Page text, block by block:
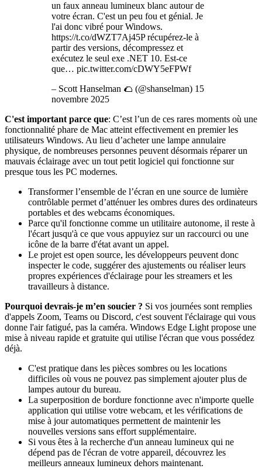
un faux anneau lumineux blanc autour de
votre écran. C'est un peu fou et génial. Je
l'ai donc vibré pour Windows.
https://t.co/dWZT7Aj45P récupérez-le à
partir des versions, décompressez et
exécutez le seul exe .NET 10. Est-ce
que… pic.twitter.com/cDWY5eFPWf
– Scott Hanselman 🌮 (@shanselman) 15
novembre 2025
C'est important parce que: C’est l’un de ces rares moments où une
fonctionnalité phare de Mac atteint effectivement en premier les
utilisateurs Windows. Au lieu d’acheter une lampe annulaire
physique, de nombreuses personnes peuvent désormais réparer un
mauvais éclairage avec un tout petit logiciel qui fonctionne sur
presque tous les PC modernes.
Transformer l’ensemble de l’écran en une source de lumière
contrôlable permet d’atténuer les ombres dures des ordinateurs
portables et des webcams économiques.
Parce qu'il fonctionne comme un utilitaire autonome, il reste à
l'écart jusqu'à ce que vous appuyiez sur un raccourci ou une
icône de la barre d'état avant un appel.
Le projet est open source, les développeurs peuvent donc
inspecter le code, suggérer des ajustements ou réaliser leurs
propres expériences d'éclairage pour les streamers et les
travailleurs à distance.
Pourquoi devrais-je m’en soucier ? Si vos journées sont remplies
d'appels Zoom, Teams ou Discord, c'est souvent l'éclairage qui vous
donne l'air fatigué, pas la caméra. Windows Edge Light propose une
mise à niveau rapide et gratuite qui utilise l'écran que vous possédez
déjà.
C'est pratique dans les pièces sombres ou les locations
difficiles où vous ne pouvez pas simplement ajouter plus de
lampes autour du bureau.
La superposition de bordure fonctionne avec n'importe quelle
application qui utilise votre webcam, et les vérifications de
mise à jour automatiques permettent de maintenir les
nouvelles versions sans effort supplémentaire.
Si vous êtes à la recherche d'un anneau lumineux qui ne
dépend pas de l'écran de votre appareil, découvrez les
meilleurs anneaux lumineux dehors maintenant.